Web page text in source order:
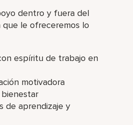
dentro y fuera del
que le ofreceremos lo
espíritu de trabajo en
motivadora
bienestar
de aprendizaje y